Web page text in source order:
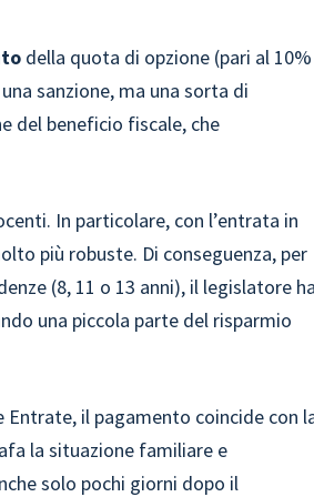
della quota di opzione (pari al 10%
sanzione, ma una sorta di
del beneficio fiscale, che
In particolare, con l’entrata in
più robuste. Di conseguenza, per
(8, 11 o 13 anni), il legislatore ha
una piccola parte del risparmio
Entrate, il pagamento coincide con
la situazione familiare e
solo pochi giorni dopo il